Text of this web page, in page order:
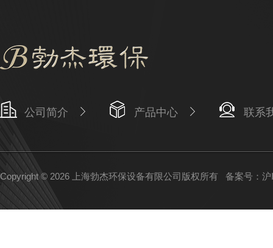
公司简介 产品中心 联系
Copyright © 2026 上海勃杰环保设备有限公司版权所有 备案号：